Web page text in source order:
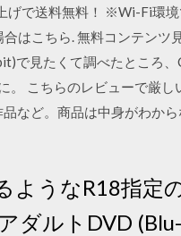
げで送料無料！ ※Wi-Fi環
こちら. 無料コンテンツ
で見たくて調べたところ
。 こちらのレビューで厳
など。商品は中身がわか
ようなR18指定
ダルトDVD